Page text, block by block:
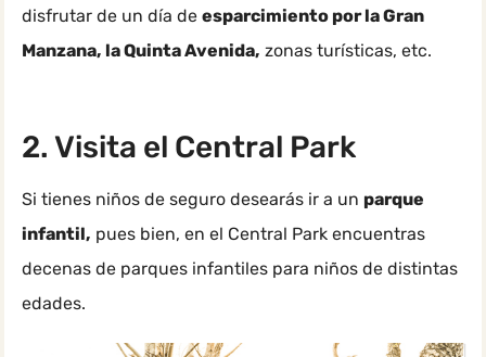
disfrutar de un día de esparcimiento por la Gran
Manzana, la Quinta Avenida, zonas turísticas, etc.
2. Visita el Central Park
Si tienes niños de seguro desearás ir a un parque
infantil, pues bien, en el Central Park encuentras
decenas de parques infantiles para niños de distintas
edades.